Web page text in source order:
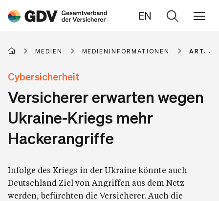
EN
Zur
MEDIEN MEDIENINFORMATIONEN
Cybersicherheit
Versicherer erwarten wegen
Ukraine-Kriegs mehr
Hackerangriffe
Infolge des Kriegs in der Ukraine könnte auch
Deutschland Ziel von Angriffen aus dem Netz
werden, befürchten die Versicherer. Auch die